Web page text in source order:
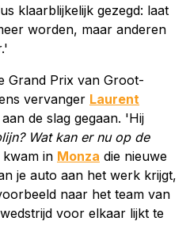
klaarblijkelijk gezegd: laat
worden, maar anderen
Grand Prix van Groot-
vervanger Laurent
de slag gegaan. 'Hij
Wat kan er nu op de
in Monza die nieuwe
je auto aan het werk krijgt,
naar het team van
voor elkaar lijkt te